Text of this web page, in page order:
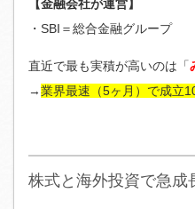
【金融会社が運営】
・SBI＝総合金融グループ
直近で最も実積が高いのは「
→業界最速（5ヶ月）で成立
株式と海外投資で急成